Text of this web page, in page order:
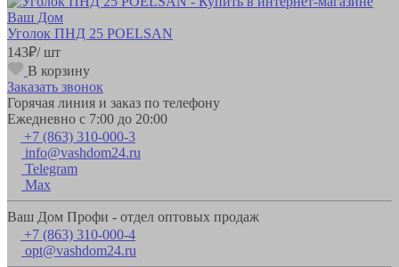
Уголок ПНД 25 POELSAN
143₽/ шт
В корзину
Заказать звонок
Горячая линия и заказ по телефону
Ежедневно с 7:00 до 20:00
+7 (863) 310-000-3
info@vashdom24.ru
Telegram
Max
Ваш Дом Профи - отдел оптовых продаж
+7 (863) 310-000-4
opt@vashdom24.ru